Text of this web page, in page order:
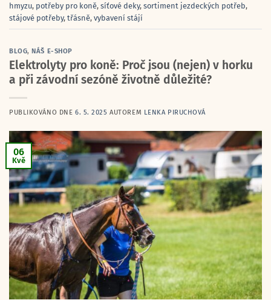
hmyzu, potřeby pro koně, síťové deky, sortiment jezdeckých potřeb,
stájové potřeby, třásně, vybavení stájí
BLOG, NÁŠ E-SHOP
Elektrolyty pro koně: Proč jsou (nejen) v horku
a při závodní sezóně životně důležité?
PUBLIKOVÁNO DNE 6. 5. 2025 AUTOREM LENKA PIRUCHOVÁ
06
Kvě